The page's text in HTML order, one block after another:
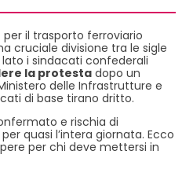
il trasporto ferroviario
cruciale divisione tra le sigle
lato i sindacati confederali
la protesta dopo un
delle Infrastrutture e
di base tirano dritto.
e rischia di
quasi l’intera giornata. Ecco
per chi deve mettersi in